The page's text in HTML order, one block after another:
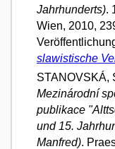
Jahrhunderts).
Wien, 2010,
slawistische
STANOVSKÁ,
Mezinárodní
publikace
und 15.
Manfred).